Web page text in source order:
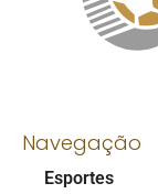
Navegação
Esportes